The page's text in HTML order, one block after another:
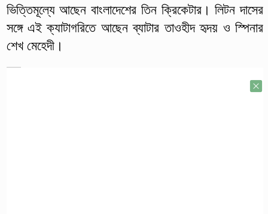
ভিত্তিমূল্যে আছেন বাংলাদেশের তিন ক্রিকেটার। লিটন দাসের
সঙ্গে এই ক্যাটাগরিতে আছেন ব্যাটার তাওহীদ হৃদয় ও স্পিনার
শেখ মেহেদী।